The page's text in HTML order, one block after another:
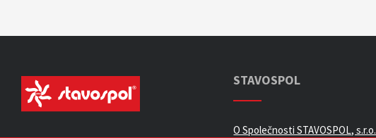
STAVOSPOL
O Společnosti STAVOSPOL, s.r.o.